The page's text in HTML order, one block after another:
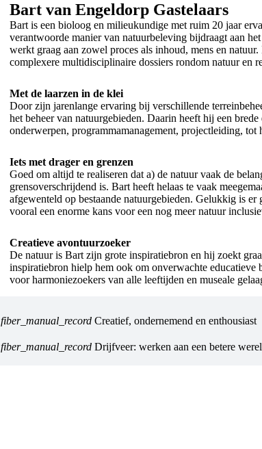
Bart van Engeldorp Gastelaars
Bart is een bioloog en milieukundige met ruim 20 jaar
verantwoorde manier van natuurbeleving bijdraagt aan
werkt graag aan zowel proces als inhoud, mens en
complexere multidisciplinaire dossiers rondom natuur en
Met de laarzen in de klei
Door zijn jarenlange ervaring bij verschillende
het beheer van natuurgebieden. Daarin heeft hij een
onderwerpen, programmamanagement, projectleiding,
Iets met drager en grenzen
Goed om altijd te realiseren dat a) de natuur vaak de
grensoverschrijdend is. Bart heeft helaas te vaak
afgewenteld op bestaande natuurgebieden. Gelukkig is
vooral een enorme kans voor een nog meer natuur
Creatieve avontuurzoeker
De natuur is Bart zijn grote inspiratiebron en hij zoekt
inspiratiebron hielp hem ook om onverwachte
voor harmoniezoekers van alle leeftijden en museale
fiber_manual_recordCreatief, ondernemend en enthousiast
fiber_manual_recordDrijfveer: werken aan een betere